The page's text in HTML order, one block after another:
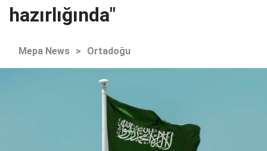
hazırlığında"
Mepa News > Ortadoğu